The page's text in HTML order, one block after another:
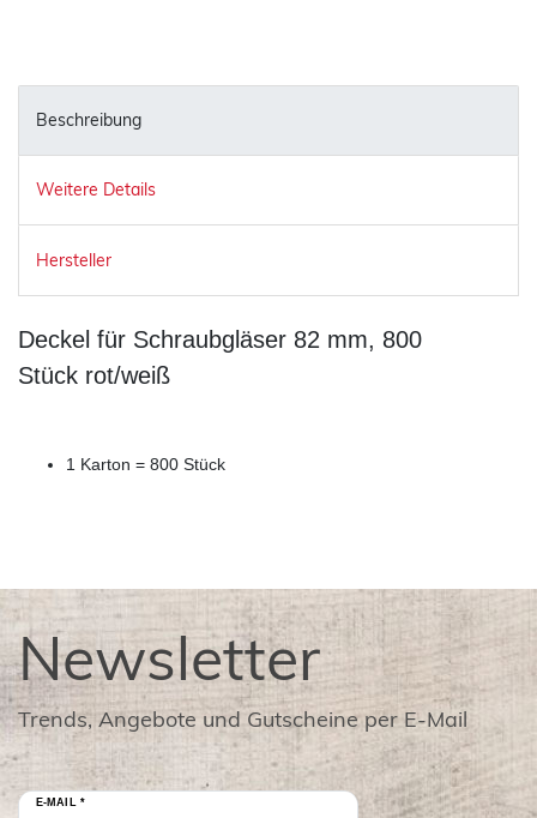
Beschreibung
Weitere Details
Hersteller
Deckel für Schraubgläser 82 mm, 800
Stück rot/weiß
1 Karton = 800 Stück
Newsletter
Trends, Angebote und Gutscheine per E-Mail
E-MAIL *